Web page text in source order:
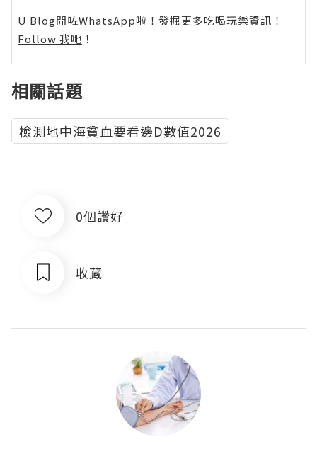
U Blog開咗WhatsApp啦！發掘更多吃喝玩樂資訊！
Follow 我哋 ！
相關話題
檢測地中海貧血要看邊D數值2026
0個讚好
收藏